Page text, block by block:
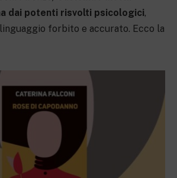
dai potenti risvolti psicologici,
forbito e accurato. Ecco la